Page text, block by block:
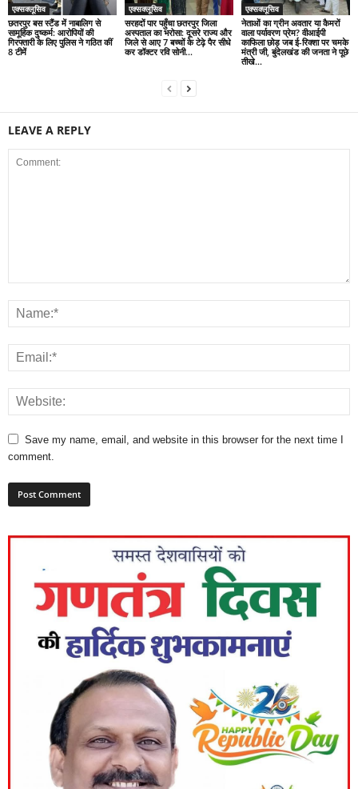
एक्सक्लूसिव
छतरपुर बस स्टैंड में नाबालिग से
सामूहिक दुष्कर्म: आरोपियों की
गिरफ्तारी के लिए पुलिस ने गठित कीं
8 टीमें
एक्सक्लूसिव
सरहदों पार पहुँचा छतरपुर जिला
अस्पताल का भरोसा: दूसरे राज्य और
जिले से आए 7 बच्चों के टेढ़े पैर सीधे
कर डॉक्टर रवि सोनी...
एक्सक्लूसिव
नेताओं का ग्रीन अवतार या कैमरों
वाला पर्यावरण प्रेम? वीआईपी
काफिला छोड़ जब ई-रिक्शा पर चमके
मंत्री जी, बुंदेलखंड की जनता ने पूछे
तीखे...
LEAVE A REPLY
Save my name, email, and website in this browser for the next time I
comment.